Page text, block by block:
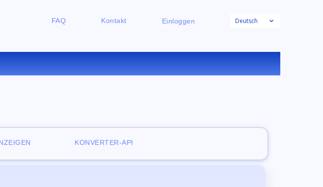
FAQ Kontakt Einloggen Deutsch
ZU RTF ONLINE
KONVERTER-API